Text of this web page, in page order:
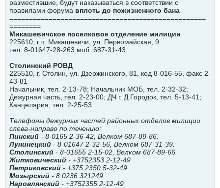
разместившие, будут наказываться в соответствии с
правилами форума вплоть до пожизненного бана
==================================================
========
Микашевичское поселковое отделение милиции
225610, г.п. Микашевичи, ул. Первомайская, 9
тел. 8-01647-28-263 моб. 687-31-43
Столинский РОВД
225510, г. Столин, ул. Дзержинского, 81, код 8-016-55, факс 2-
43-81
Начальник, тел. 2-13-78; Начальник МОБ, тел. 2-32-32;
Дежурная часть, тел. 2-23-00; ДЧ г. Д.Городок, тел. 5-13-41;
Канцелярия, тел. 2-25-53
Телефоны дежурных частей районных отделов милиции
слева-направо по течению:
Пинский - 8-0165 2-36-42, Велком 687-89-86.
Лунинецкий - 8-01647 2-32-56, Велком 687-31-39.
Столинский - 8-01655 2-15-02, Велком 687-89-66.
Житковический - +3752353 2-12-49
Петриковский - +375 2350 5-32-49
Мозырский - 8 0236 321249
Наровлянский - +3752355 2-12-49